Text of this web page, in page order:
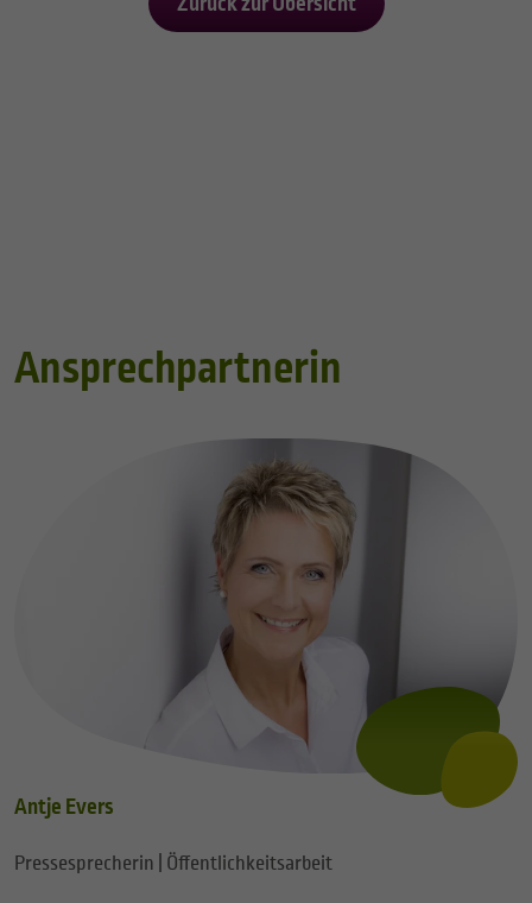
Ansprechpartnerin
Antje Evers
Pressesprecherin | Öffentlichkeitsarbeit